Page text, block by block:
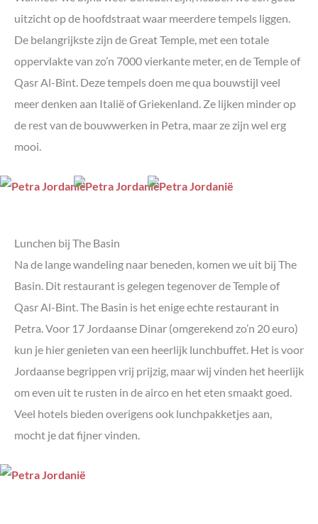
uitzicht op de hoofdstraat waar meerdere tempels liggen.
De belangrijkste zijn de Great Temple, met een totale
oppervlakte van zo’n 7000 vierkante meter, en de Temple of
Qasr Al-Bint. Deze tempels doen me qua bouwstijl veel
meer denken aan Italië of Griekenland. Ze lijken minder op
de rest van de bouwwerken in Petra, maar ze zijn wel erg
mooi.
Lunchen bij The Basin
Na de lange wandeling naar beneden, komen we uit bij The
Basin. Dit restaurant is gelegen tegenover de Temple of
Qasr Al-Bint. The Basin is het enige echte restaurant in
Petra. Voor 17 Jordaanse Dinar (omgerekend zo’n 20 euro)
kun je hier genieten van een heerlijk lunchbuffet. Het is voor
Jordaanse begrippen vrij prijzig, maar wij vinden het heerlijk
om even uit te rusten in de airco en het eten smaakt goed.
Veel hotels bieden overigens ook lunchpakketjes aan,
mocht je dat fijner vinden.